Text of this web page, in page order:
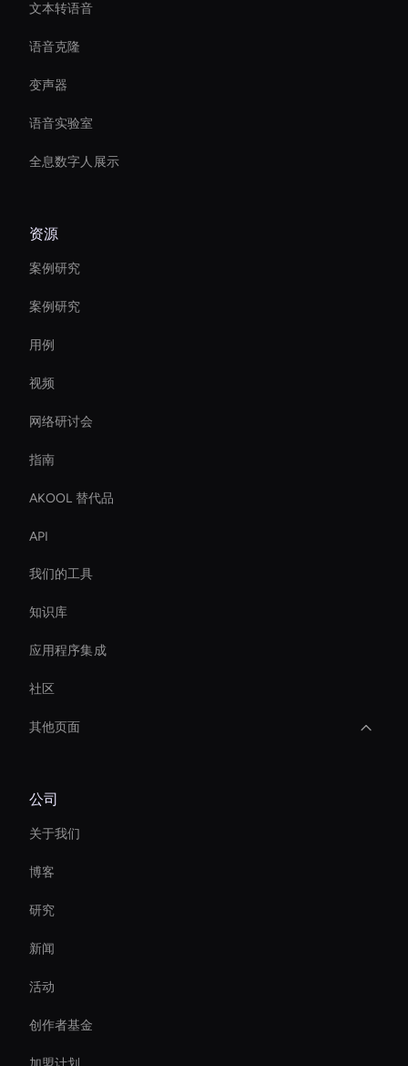
文本转语音
语音克隆
变声器
语音实验室
全息数字人展示
资源
案例研究
案例研究
用例
视频
网络研讨会
指南
AKOOL 替代品
API
我们的工具
知识库
应用程序集成
社区
其他页面
Autonomous Ai Avatar
Holographic Display Ai
Hr Ai Avatar
Virtual Assistant For Business
Video Conferencing Ai
Interactive Hologram
Smart Ai Avatar
公司
关于我们
博客
研究
新闻
活动
创作者基金